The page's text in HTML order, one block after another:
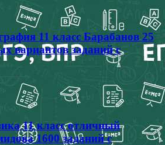
11 класс Барабанов 25
вариантов заданий с
11 класс отличный
1600 заданий с